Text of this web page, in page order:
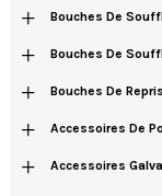
+ Bouches De
+ Bouches De
+ Bouches De
+ Accessoires De
+ Accessoires